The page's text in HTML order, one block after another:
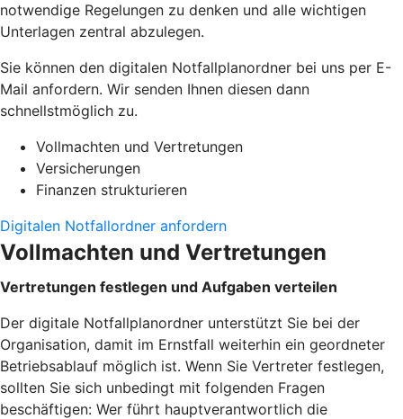
notwendige Regelungen zu denken und alle wichtigen
Unterlagen zentral abzulegen.
Sie können den digitalen Notfallplanordner bei uns per E-
Mail anfordern. Wir senden Ihnen diesen dann
schnellstmöglich zu.
Vollmachten und Vertretungen
Versicherungen
Finanzen strukturieren
Digitalen Notfallordner anfordern
Vollmachten und Vertretungen
Vertretungen festlegen und Aufgaben verteilen
Der digitale Notfallplanordner unterstützt Sie bei der
Organisation, damit im Ernstfall weiterhin ein geordneter
Betriebsablauf möglich ist. Wenn Sie Vertreter festlegen,
sollten Sie sich unbedingt mit folgenden Fragen
beschäftigen: Wer führt hauptverantwortlich die